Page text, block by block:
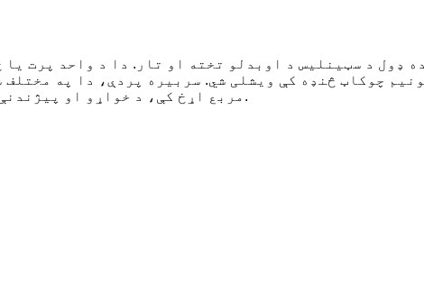
ډول د سټینلیس د اوبدلو تخته او تار. دا د واحد پرت
چوکاټ څنډه کې ویشلی شي. سربیره پردې، دا په
مربع اړخ کې، د خواړو او پیژندنې فلټ، او د اوبو فلټر په پراخه کچه کارول کیږي.